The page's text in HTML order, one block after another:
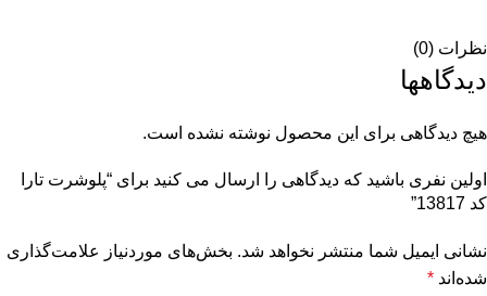
نظرات (0)
دیدگاهها
هیچ دیدگاهی برای این محصول نوشته نشده است.
اولین نفری باشید که دیدگاهی را ارسال می کنید برای “پلوشرت تارا
کد 13817”
نشانی ایمیل شما منتشر نخواهد شد. بخش‌های موردنیاز علامت‌گذاری
شده‌اند *